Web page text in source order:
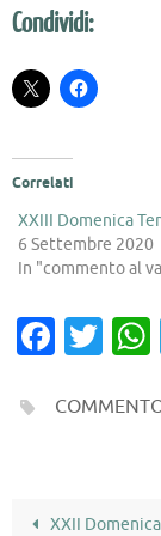
Condividi:
Correlati
XXIII Domenica
6 Settembre 2020
In "commento al
Fa
e
T
it
XXII